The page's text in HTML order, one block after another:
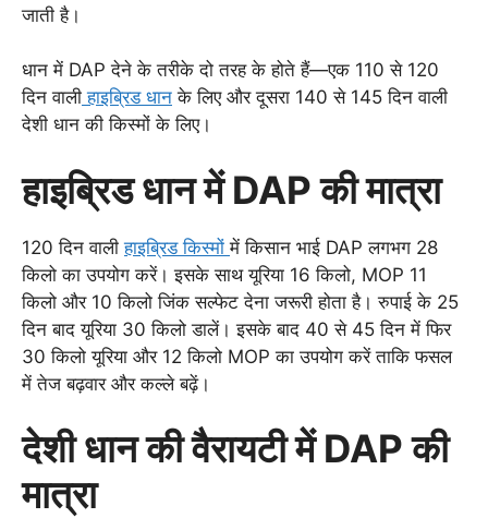
जाती है।
धान में DAP देने के तरीके दो तरह के होते हैं—एक 110 से 120
दिन वाली हाइब्रिड धान के लिए और दूसरा 140 से 145 दिन वाली
देशी धान की किस्मों के लिए।
हाइब्रिड धान में DAP की मात्रा
120 दिन वालीहाइब्रिड किस्मोंमें किसान भाई DAP लगभग 28
किलो का उपयोग करें। इसके साथ यूरिया 16 किलो, MOP 11
किलो और 10 किलो जिंक सल्फेट देना जरूरी होता है। रुपाई के 25
दिन बाद यूरिया 30 किलो डालें। इसके बाद 40 से 45 दिन में फिर
30 किलो यूरिया और 12 किलो MOP का उपयोग करें ताकि फसल
में तेज बढ़वार और कल्ले बढ़ें।
देशी धान की वैरायटी में DAP की
मात्रा